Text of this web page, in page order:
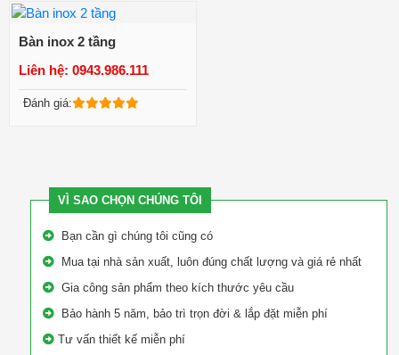
Xem chi tiết
Bàn inox 2 tầng
Liên hệ: 0943.986.111
Đánh giá:
VÌ SAO CHỌN CHÚNG TÔI
Bạn cần gì chúng tôi cũng có
Mua tại nhà sản xuất, luôn đúng chất lượng và giá rẻ nhất
Gia công sản phẩm theo kích thước yêu cầu
Bảo hành 5 năm, bảo trì trọn đời & lắp đặt miễn phí
Tư vấn thiết kế miễn phí